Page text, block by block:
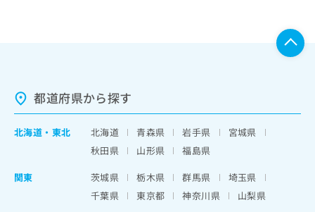
都道府県から探す
北海道 ・ 東北 北海道 青森県 岩手県
宮城県
秋田県
山形県
福島県
関東
茨城県 栃木県 群馬県
埼玉県
千葉県
東京都 神奈川県
山梨県